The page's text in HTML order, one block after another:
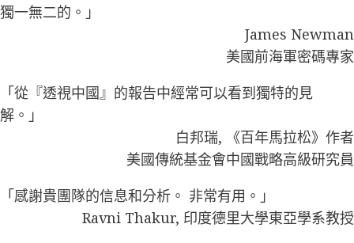
獨一無二的。」
James Newman
美國前海軍密碼專家
「從『透視中國』的報告中經常可以看到獨特的見
解。」
白邦瑞, 《百年馬拉松》作者
美國傳統基金會中國戰略高級研究員
「感謝貴團隊的信息和分析。 非常有用。」
Ravni Thakur, 印度德里大學東亞學系教授